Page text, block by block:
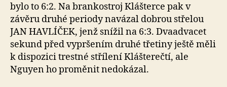
bylo to 6:2. Na brankostroj Klášterce pak v
závěru druhé periody navázal dobrou střelou
JAN HAVLÍČEK, jenž snížil na 6:3. Dvaadvacet
sekund před vypršením druhé třetiny ještě měli
k dispozici trestné střílení Klášterečtí, ale
Nguyen ho proměnit nedokázal.